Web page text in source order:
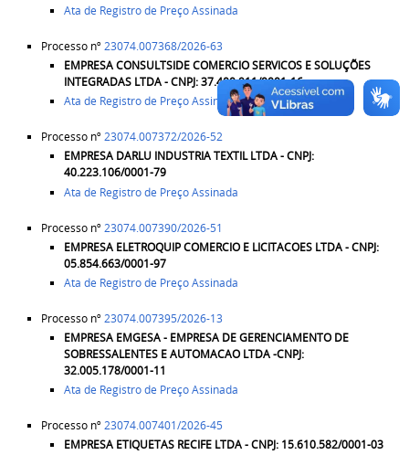
Ata de Registro de Preço Assinada
Processo nº 23074.007368/2026-63
EMPRESACONSULTSIDE COMERCIO SERVICOS E SOLUÇÕES
INTEGRADAS LTDA - CNPJ: 37.400.911/0001-16
Ata de Registro de Preço Assinada
Processo nº 23074.007372/2026-52
EMPRESA DARLU INDUSTRIA TEXTIL LTDA - CNPJ:
40.223.106/0001-79
Ata de Registro de Preço Assinada
Processo nº 23074.007390/2026-51
EMPRESA ELETROQUIP COMERCIO E LICITACOES LTDA - CNPJ:
05.854.663/0001-97
Ata de Registro de Preço Assinada
Processo nº 23074.007395/2026-13
EMPRESA EMGESA - EMPRESA DE GERENCIAMENTO DE
SOBRESSALENTES E AUTOMACAO LTDA -CNPJ:
32.005.178/0001-11
Ata de Registro de Preço Assinada
Processo nº 23074.007401/2026-45
EMPRESA ETIQUETAS RECIFE LTDA - CNPJ: 15.610.582/0001-03